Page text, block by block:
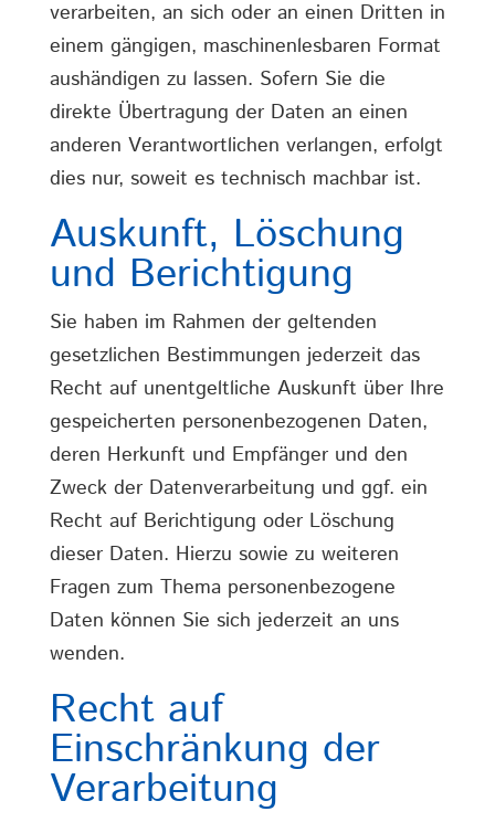
verarbeiten, an sich oder an einen Dritten in
einem gängigen, maschinenlesbaren Format
aushändigen zu lassen. Sofern Sie die
direkte Übertragung der Daten an einen
anderen Verantwortlichen verlangen, erfolgt
dies nur, soweit es technisch machbar ist.
Auskunft, Löschung
und Berichtigung
Sie haben im Rahmen der geltenden
gesetzlichen Bestimmungen jederzeit das
Recht auf unentgeltliche Auskunft über Ihre
gespeicherten personenbezogenen Daten,
deren Herkunft und Empfänger und den
Zweck der Datenverarbeitung und ggf. ein
Recht auf Berichtigung oder Löschung
dieser Daten. Hierzu sowie zu weiteren
Fragen zum Thema personenbezogene
Daten können Sie sich jederzeit an uns
wenden.
Recht auf
Einschränkung der
Verarbeitung